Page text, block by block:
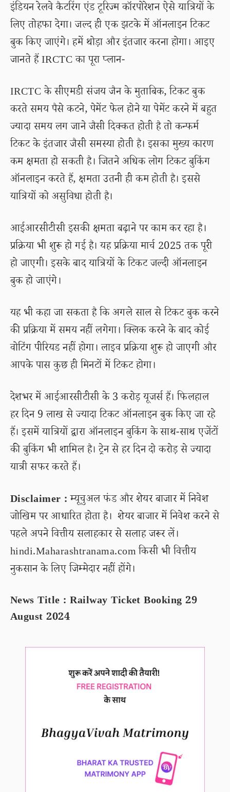
इंडियन रेलवे कैटरिंग एंड टूरिज्म कॉरपोरेशन ऐसे यात्रियों के
लिए तोहफा देगा। जल्द ही एक झटके में ऑनलाइन टिकट
बुक किए जाएंगे। हमें थोड़ा और इंतजार करना होगा। आइए
जानते हैं IRCTC का पूरा प्लान-
IRCTC के सीएमडी संजय जैन के मुताबिक, टिकट बुक
करते समय पैसे कटने, पेमेंट फेल होने या पेमेंट करने में बहुत
ज्यादा समय लग जाने जैसी दिक्कत होती है तो कन्फर्म
टिकट के इंतजार जैसी समस्या होती है। इसका मुख्य कारण
कम क्षमता हो सकती है। जितने अधिक लोग टिकट बुकिंग
ऑनलाइन करते हैं, क्षमता उतनी ही कम होती है। इससे
यात्रियों को असुविधा होती है।
आईआरसीटीसी इसकी क्षमता बढ़ाने पर काम कर रहा है।
प्रक्रिया भी शुरू हो गई है। यह प्रक्रिया मार्च 2025 तक पूरी
हो जाएगी। इसके बाद यात्रियों के टिकट जल्दी ऑनलाइन
बुक हो जाएंगे।
यह भी कहा जा सकता है कि अगले साल से टिकट बुक करने
की प्रक्रिया में समय नहीं लगेगा। क्लिक करने के बाद कोई
वोटिंग पीरियड नहीं होगा। लाइव प्रक्रिया शुरू हो जाएगी और
आपके पास कुछ ही मिनटों में टिकट होगा।
देशभर में आईआरसीटीसी के 3 करोड़ यूजर्स हैं। फिलहाल
हर दिन 9 लाख से ज्यादा टिकट ऑनलाइन बुक किए जा रहे
हैं। इसमें यात्रियों द्वारा ऑनलाइन बुकिंग के साथ-साथ एजेंटों
की बुकिंग भी शामिल है। ट्रेन से हर दिन दो करोड़ से ज्यादा
यात्री सफर करते हैं।
Disclaimer :म्यूचुअल फंड और शेयर बाजार में निवेश
जोखिम पर आधारित होता है। शेयर बाजार में निवेश करने से
पहले अपने वित्तीय सलाहकार से सलाह जरूर लें।
hindi.Maharashtranama.com किसी भी वित्तीय
नुकसान के लिए जिम्मेदार नहीं होंगे।
News Title : Railway Ticket Booking 29
August 2024